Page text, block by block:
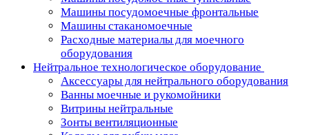
Машины посудомоечные фронтальные
Машины стаканомоечные
Расходные материалы для моечного
оборудования
Нейтральное технологическое оборудование
Аксессуары для нейтрального оборудования
Ванны моечные и рукомойники
Витрины нейтральные
Зонты вентиляционные